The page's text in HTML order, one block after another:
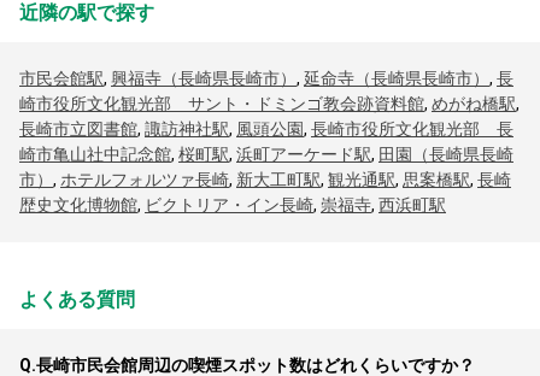
近隣の駅で探す
市民会館駅, 興福寺（長崎県長崎市） , 延命寺（長崎県長崎市） , 長
崎市役所文化観光部 サント・ドミンゴ教会跡資料館, めがね橋駅,
長崎市立図書館, 諏訪神社駅, 風頭公園, 長崎市役所文化観光部 長
崎市亀山社中記念館, 桜町駅, 浜町アーケード駅, 田園（長崎県長崎
市） , ホテルフォルツァ長崎, 新大工町駅, 観光通駅, 思案橋駅, 長崎
歴史文化博物館, ビクトリア・イン長崎, 崇福寺, 西浜町駅
よくある質問
Q.長崎市民会館周辺の喫煙スポット数はどれくらいですか？